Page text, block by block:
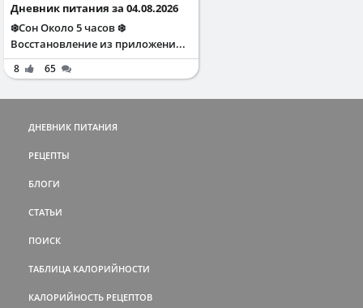
Дневник питания за 04.08.2026
❄️Сон Около 5 часов ❄️
Восстановление из приложени...
8 65
ДНЕВНИК ПИТАНИЯ
РЕЦЕПТЫ
БЛОГИ
СТАТЬИ
ПОИСК
ТАБЛИЦА КАЛОРИЙНОСТИ
КАЛОРИЙНОСТЬ РЕЦЕПТОВ